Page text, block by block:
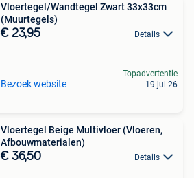
Vloertegel/Wandtegel Zwart 33x33cm
(Muurtegels)
€ 23,95 Details
Bezoek website
Topadvertentie
19 jul 26
Vloertegel Beige Multivloer (Vloeren,
Afbouwmaterialen)
€ 36,50 Details